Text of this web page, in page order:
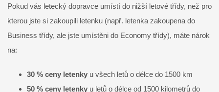
Pokud vás letecký dopravce umístí do nižší letové třídy, než pro
kterou jste si zakoupili letenku (např. letenka zakoupena do
Business třídy, ale jste umístěni do Economy třídy), máte nárok
na:
30 % ceny letenky u všech letů o délce do 1500 km
50 % ceny letenky u letů o délce od 1500 kilometrů do